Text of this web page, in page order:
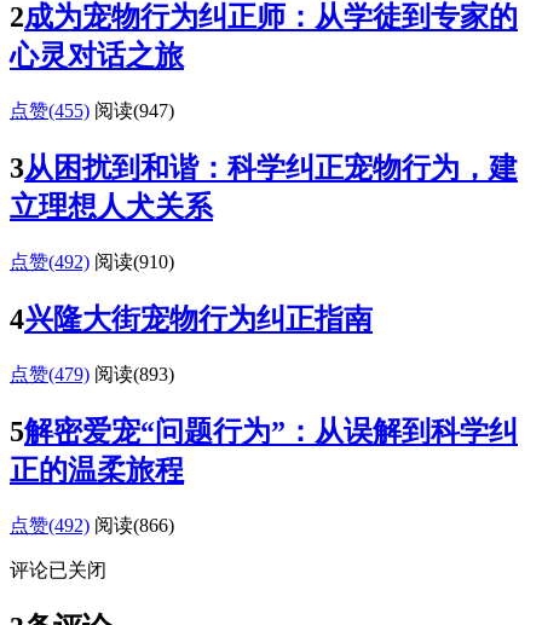
2成为宠物行为纠正师：从学徒到专家的
心灵对话之旅
点赞(455) 阅读(947)
3从困扰到和谐：科学纠正宠物行为，建
立理想人犬关系
点赞(492) 阅读(910)
4兴隆大街宠物行为纠正指南
点赞(479) 阅读(893)
5解密爱宠“问题行为”：从误解到科学纠
正的温柔旅程
点赞(492) 阅读(866)
评论已关闭